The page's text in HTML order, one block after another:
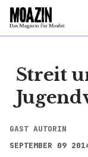
EINLOGGEN
Streit
GAST AUTORIN
SEPTEMBER 09